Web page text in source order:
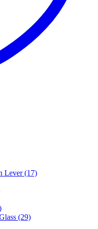
Lever(17)
(29)